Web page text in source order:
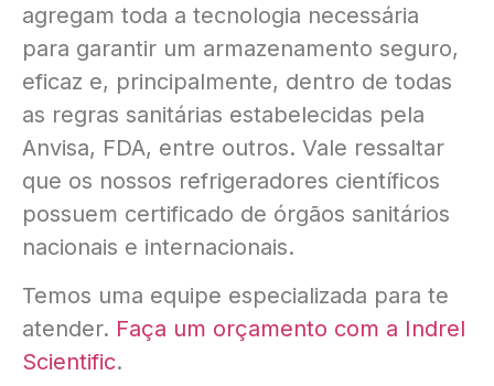
agregam toda a tecnologia necessária
para garantir um armazenamento seguro,
eficaz e, principalmente, dentro de todas
as regras sanitárias estabelecidas pela
Anvisa, FDA, entre outros. Vale ressaltar
que os nossos refrigeradores científicos
possuem certificado de órgãos sanitários
nacionais e internacionais.
Temos uma equipe especializada para te
atender. Faça um orçamento com a Indrel
Scientific.